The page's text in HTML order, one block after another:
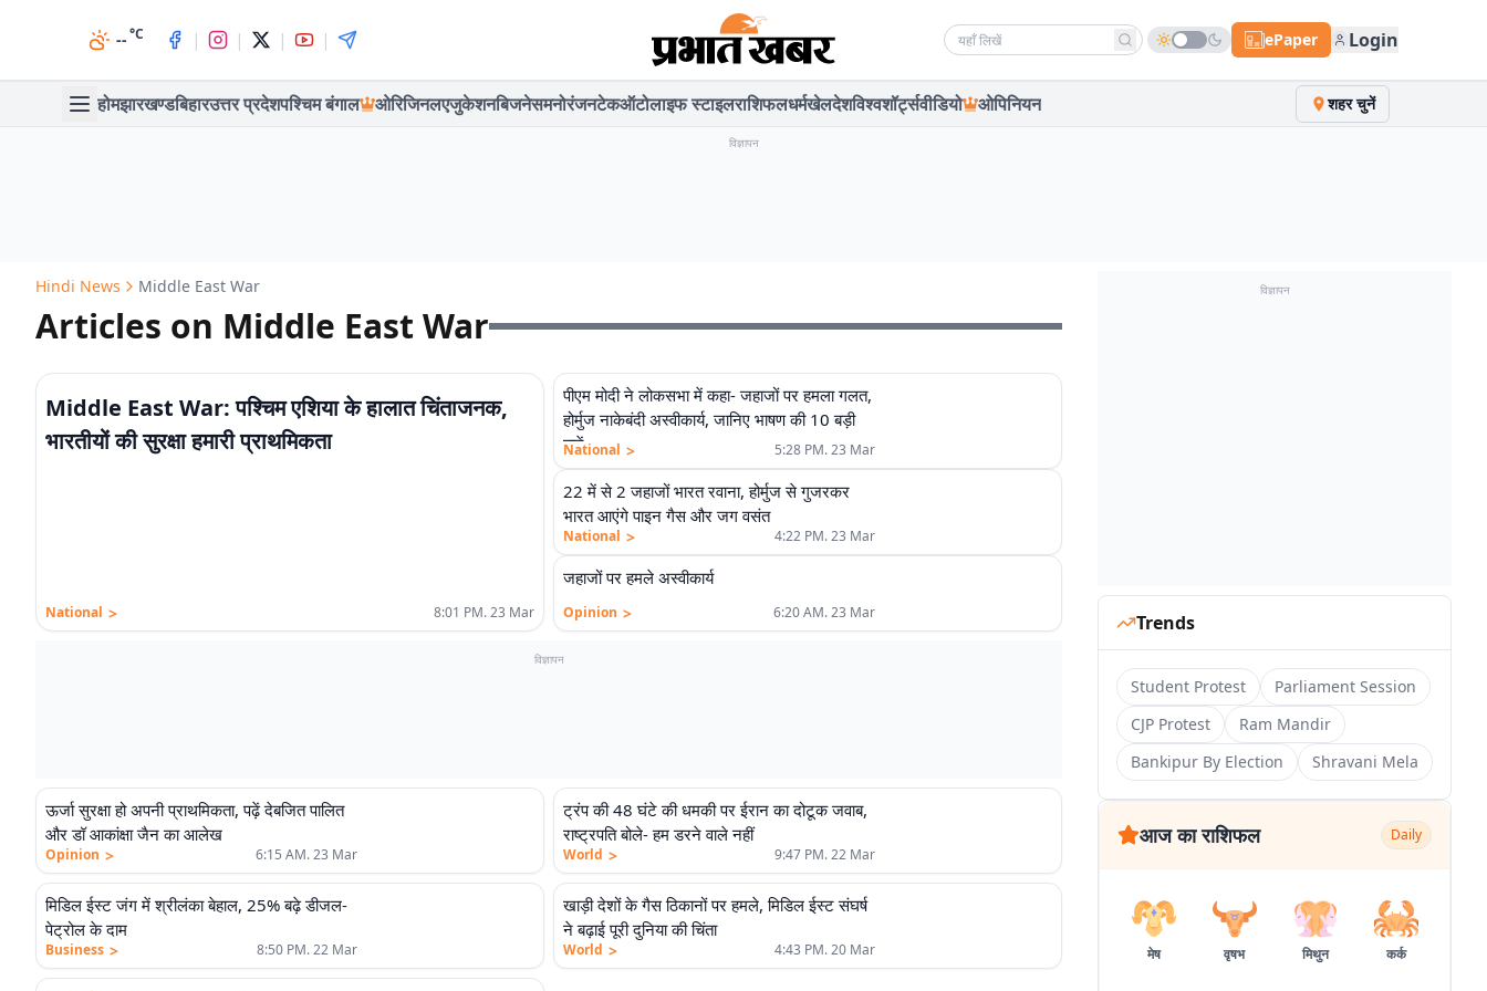
--°C | | | | Search news ePaper Login
होमझारखण्डबिहारउत्तर प्रदेशपश्चिम बंगाल ओरिजिनलएजुकेशनबिजनेसमनोरंजनटेकऑटोलाइफ स्टाइलराशिफलधर्मखेलदेशविश्वशॉर्ट्सवीडियो ओपिनियन शहर चुनें
विज्ञापन
Hindi News Middle East War
Articles on Middle East War
Middle East War: पश्चिम एशिया के हालात चिंताजनक,
भारतीयों की सुरक्षा हमारी प्राथमिकता
National > 8:01 PM. 23 Mar
पीएम मोदी ने लोकसभा में कहा- जहाजों पर हमला गलत,
होर्मुज नाकेबंदी अस्वीकार्य, जानिए भाषण की 10 बड़ी
बातें
National > 5:28 PM. 23 Mar
22 में से 2 जहाजों भारत रवाना, होर्मुज से गुजरकर
भारत आएंगे पाइन गैस और जग वसंत
National > 4:22 PM. 23 Mar
जहाजों पर हमले अस्वीकार्य
Opinion > 6:20 AM. 23 Mar
विज्ञापन
ऊर्जा सुरक्षा हो अपनी प्राथमिकता, पढ़ें देबजित पालित
और डॉ आकांक्षा जैन का आलेख
Opinion > 6:15 AM. 23 Mar
ट्रंप की 48 घंटे की धमकी पर ईरान का दोटूक जवाब,
राष्ट्रपति बोले- हम डरने वाले नहीं
World > 9:47 PM. 22 Mar
मिडिल ईस्ट जंग में श्रीलंका बेहाल, 25% बढ़े डीजल-
पेट्रोल के दाम
Business > 8:50 PM. 22 Mar
खाड़ी देशों के गैस ठिकानों पर हमले, मिडिल ईस्ट संघर्ष
ने बढ़ाई पूरी दुनिया की चिंता
World > 4:43 PM. 20 Mar
विज्ञापन
Trends
Student Protest
Parliament Session
CJP Protest
Ram Mandir
Bankipur By Election
Shravani Mela
आज का राशिफल Daily
मेष वृषभ मिथुन कर्क